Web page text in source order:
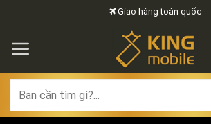
to
content
Giao hàng toàn quốc
for: